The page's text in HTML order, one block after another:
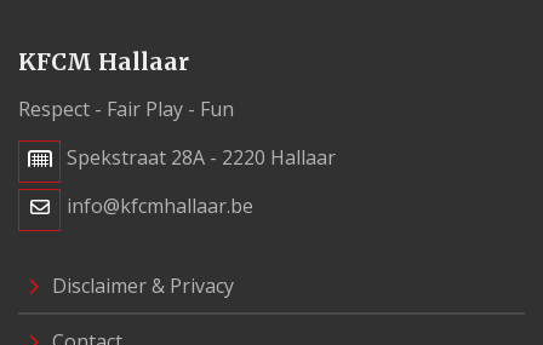
KFCM Hallaar
Respect - Fair Play - Fun
Spekstraat 28A - 2220 Hallaar
info@kfcmhallaar.be
Disclaimer & Privacy